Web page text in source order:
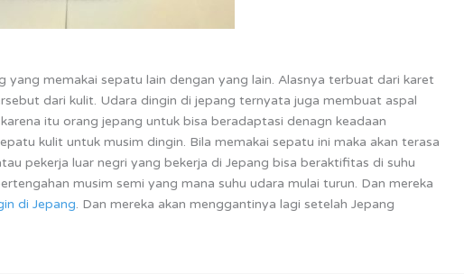
yang memakai sepatu lain dengan yang lain. Alasnya terbuat dari karet
dari kulit. Udara dingin di jepang ternyata juga membuat aspal
itu orang jepang untuk bisa beradaptasi denagn keadaan
kulit untuk musim dingin. Bila memakai sepatu ini maka akan terasa
pekerja luar negri yang bekerja di Jepang bisa beraktifitas di suhu
musim semi yang mana suhu udara mulai turun. Dan mereka
di Jepang. Dan mereka akan menggantinya lagi setelah Jepang